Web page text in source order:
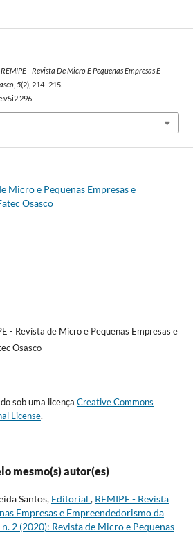
REMIPE - Revista De Micro E Pequenas Empresas E
, 5(2), 214–215.
Micro e Pequenas Empresas e
Osasco
- Revista de Micro e Pequenas Empresas e
Osasco
sob uma licença Creative Commons
License.
mesmo(s) autor(es)
Santos, Editorial , REMIPE - Revista
Empresas e Empreendedorismo da
n. 2 (2020): Revista de Micro e Pequenas